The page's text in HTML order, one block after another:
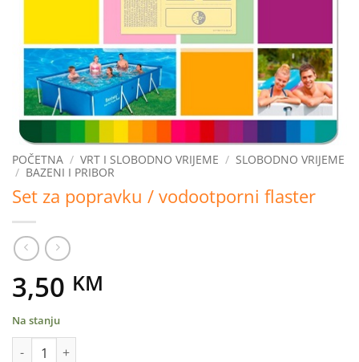
POČETNA / VRT I SLOBODNO VRIJEME / SLOBODNO VRIJEME
/ BAZENI I PRIBOR
Set za popravku / vodootporni flaster
3,50 KM
Na stanju
Set za popravku / vodootporni flaster količina